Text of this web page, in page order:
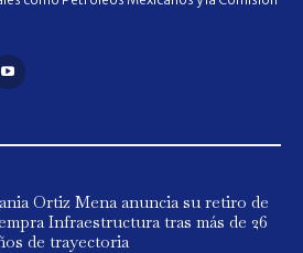
Ortiz Mena anuncia su retiro de
Infraestructura tras más de 26
de trayectoria